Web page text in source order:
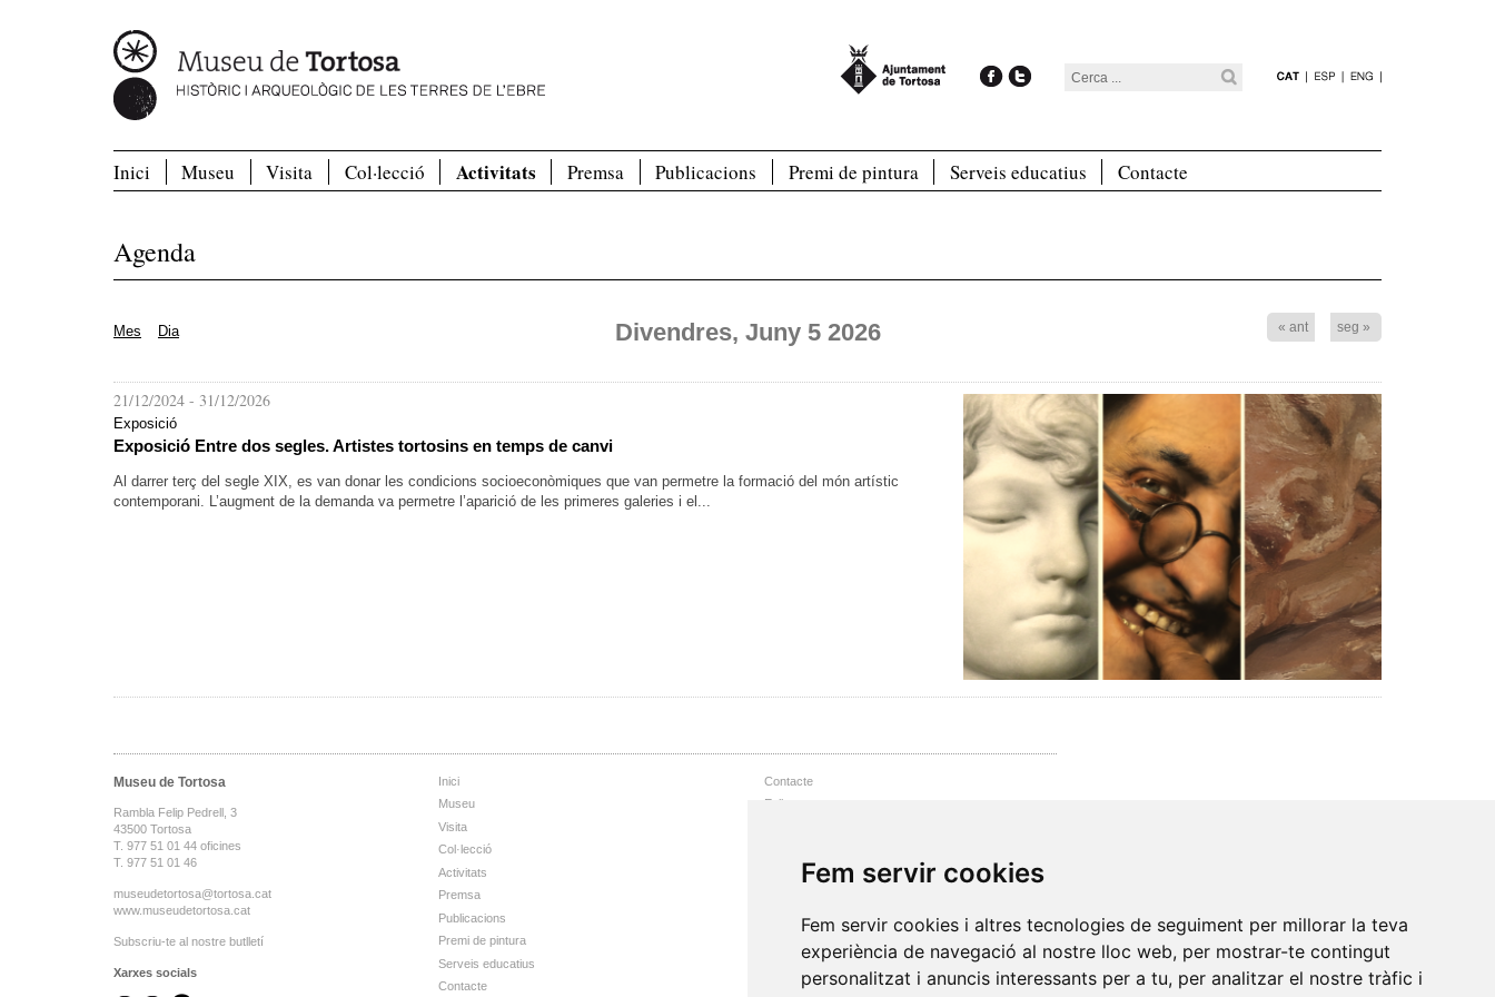
Fem servir cookies
Fem servir cookies i altres tecnologies de seguiment per millorar la teva
experiència de navegació al nostre lloc web, per mostrar-te contingut
personalitzat i anuncis interessants per a tu, per analitzar el nostre tràfic i
Inici Museu Visita Col·lecció Activitats Premsa Publicacions Premi de pintura Serveis educatius Contacte
Agenda
Mes Dia « ant
Divendres, Juny 5 2026 seg »
21/12/2024 - 31/12/2026
Exposició
Exposició Entre dos segles. Artistes tortosins en temps de canvi
Al darrer terç del segle XIX, es van donar les condicions socioeconòmiques que van permetre la formació del món artístic
contemporani. L’augment de la demanda va permetre l’aparició de les primeres galeries i el...
Museu de Tortosa
Rambla Felip Pedrell, 3
43500 Tortosa
T. 977 51 01 44 oficines
T. 977 51 01 46
museudetortosa@tortosa.cat
www.museudetortosa.cat
Subscriu-te al nostre butlletí
Xarxes socials
Inici
Museu
Visita
Col·lecció
Activitats
Premsa
Publicacions
Premi de pintura
Serveis educatius
Contacte
Contacte
Enllaços
Mapa web